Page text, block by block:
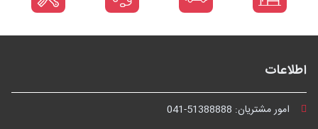
اطلاعات
امور مشتریان: 041-51388888